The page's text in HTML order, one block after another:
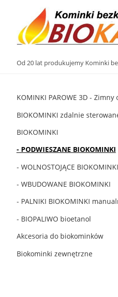
Od 20 lat produkujemy Kominki
KOMINKI PAROWE 3D - Zimny
BIOKOMINKI zdalnie
BIOKOMINKI
- PODWIESZANE BIOKOMINKI
- WOLNOSTOJĄCE BIOKOMINKI
- WBUDOWANE BIOKOMINKI
- PALNIKI BIOKOMINKI
- BIOPALIWO bioetanol
Akcesoria do biokominków
Biokominki zewnętrzne